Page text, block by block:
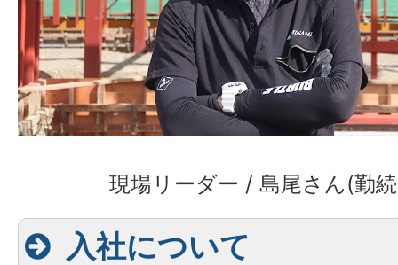
現場リーダー / 島尾さん(勤
入社について